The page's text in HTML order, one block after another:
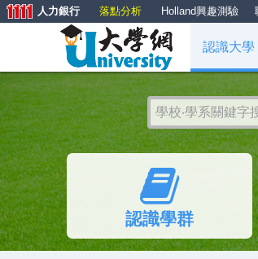
人力銀行 落點分析 Holland興趣測驗
認識大學
認識學群